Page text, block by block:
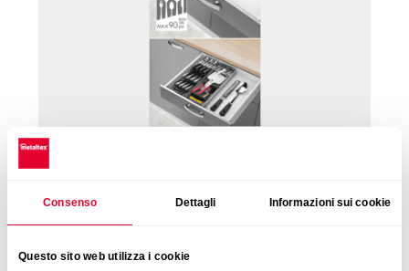
Consenso Dettagli Informazioni sui cookie
Questo sito web utilizza i cookie